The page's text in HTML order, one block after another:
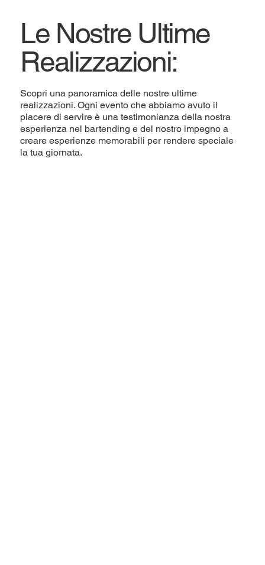
Le Nostre Ultime
Realizzazioni:
Scopri una panoramica delle nostre ultime
realizzazioni. Ogni evento che abbiamo avuto il
piacere di servire è una testimonianza della nostra
esperienza nel bartending e del nostro impegno a
creare esperienze memorabili per rendere speciale
la tua giornata.